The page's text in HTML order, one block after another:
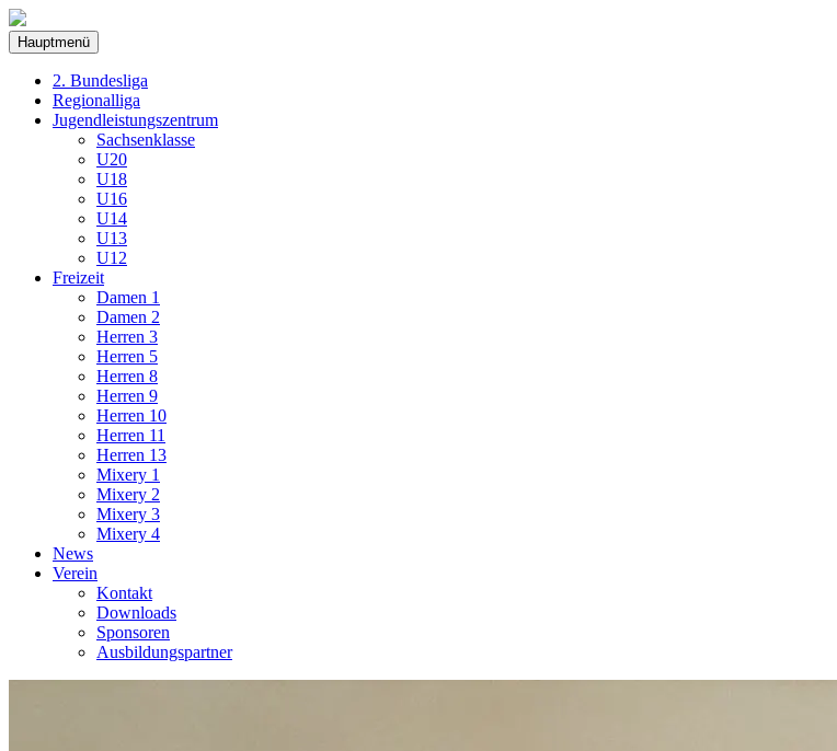
Hauptmenü
2. Bundesliga
Regionalliga
Jugendleistungszentrum
Sachsenklasse
U20
U18
U16
U14
U13
U12
Freizeit
Damen 1
Damen 2
Herren 3
Herren 5
Herren 8
Herren 9
Herren 10
Herren 11
Herren 13
Mixery 1
Mixery 2
Mixery 3
Mixery 4
News
Verein
Kontakt
Downloads
Sponsoren
Ausbildungspartner